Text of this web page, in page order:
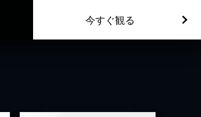
今すぐ観る